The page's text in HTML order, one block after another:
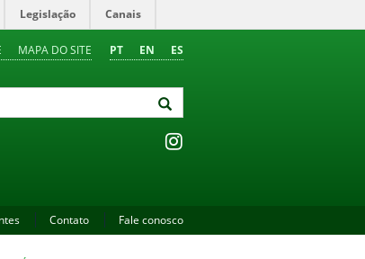
Legislação Canais
PT EN ES
MAPA DO SITE
Contato Fale conosco